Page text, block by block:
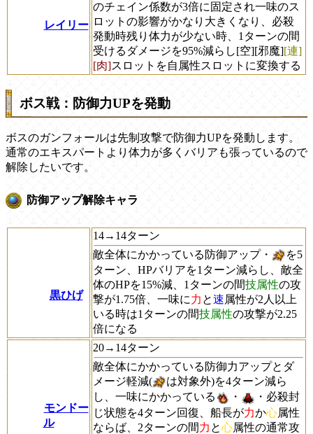
レイリー
のチェイン係数が3倍に固定され一味のス
ロットの影響がかなり大きくなり、必殺
発動時残り体力が少ない時、1ターンの間
受けるダメージを95%減らし[空][邪魔][連]
[肉]スロットを自属性スロットに変換する
ボス戦：防御力UPを発動
ボスのガンフォールは先制攻撃で防御力UPを発動します。
通常のエキスパートより体力が多くバリアも張っているので
解除したいです。
防御アップ解除キャラ
黒ひげ
14→14ターン
敵全体にかかっている防御アップ・
を5
ターン、HPバリアを1ターン減らし、敵全
体のHPを15%減、1ターンの間技属性の攻
撃が1.75倍、一味に力 と速属性が2人以上
いる時は1ターンの間技属性の攻撃が2.25
倍になる
モンドー
ル
20→14ターン
敵全体にかかっている防御力アップとダ
メージ軽減(
は対象外)を4ターン減ら
し、一味にかかっている
・
・必殺封
じ状態を4ターン回復、船長が力か心属性
ならば、2ターンの間力 と心属性の通常攻